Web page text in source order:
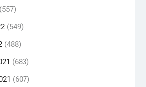
(549)
(488)
(683)
(607)